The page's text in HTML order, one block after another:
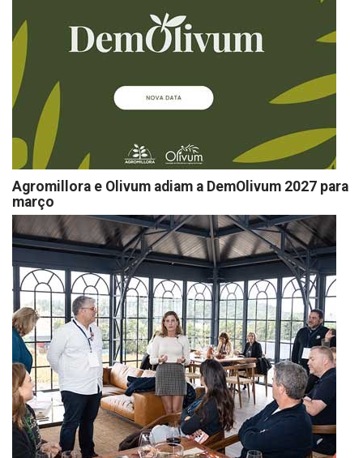
Agromillora e Olivum adiam a DemOlivum 2027 para
março